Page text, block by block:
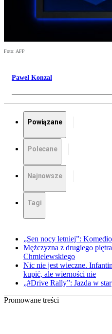
Foto: AFP
Paweł Konzal
Powiązane
Polecane
Najnowsze
Tagi
„Sen nocy letniej”:
Mężczyzna z drugiego
Chmielewskiego
Nic nie jest wieczne.
kupić, ale wierności nie
„#Drive Rally”: Jazda w
Promowane treści